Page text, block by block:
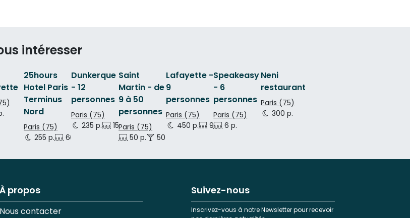
intéresser
25hours
Hotel Paris
Terminus
Nord
Paris (75)
255 p.
60 p.
Dunkerque
- 12
personnes
Paris (75)
235 p.
150 p.
Saint
Martin - de
9 à 50
personnes
Paris (75)
50 p.
50 p.
Lafayette -
9
personnes
Paris (75)
450 p.
9 p.
Speakeasy
- 6
personnes
Paris (75)
6 p.
Neni
restaurant
Paris (75)
300 p.
À propos
Nous contacter
Suivez-nous
Inscrivez-vous à notre Newsletter pour recevoir